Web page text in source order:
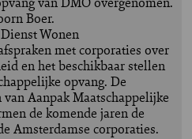
Boer.
Wonen
met corporaties over
en het beschikbaar stellen
opvang. De
Aanpak Maatschappelijke
de komende jaren de
Amsterdamse corporaties.